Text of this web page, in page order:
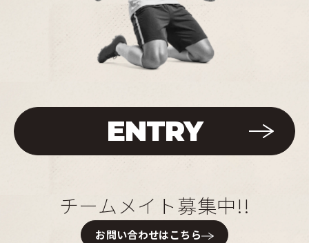
ENTRY
チームメイト募集中!!
お問い合わせはこちら